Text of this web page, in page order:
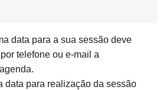
data para a sua sessão deve
telefone ou e-mail a
data para realização da sessão